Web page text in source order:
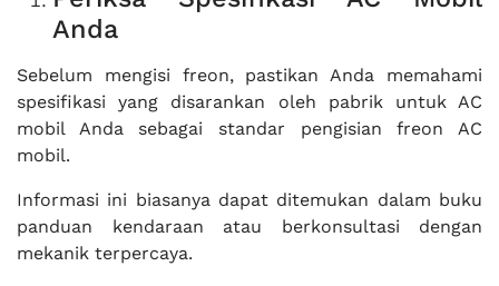
Anda
Sebelum mengisi freon, pastikan Anda memahami
spesifikasi yang disarankan oleh pabrik untuk AC
mobil Anda sebagai standar pengisian freon AC
mobil.
Informasi ini biasanya dapat ditemukan dalam buku
panduan kendaraan atau berkonsultasi dengan
mekanik terpercaya.